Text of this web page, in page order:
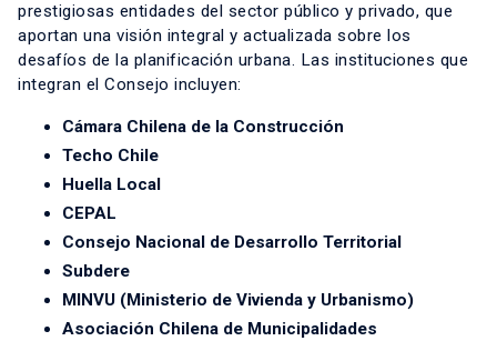
prestigiosas entidades del sector público y privado, que
aportan una visión integral y actualizada sobre los
desafíos de la planificación urbana. Las instituciones que
integran el Consejo incluyen:
Cámara Chilena de la Construcción
Techo Chile
Huella Local
CEPAL
Consejo Nacional de Desarrollo Territorial
Subdere
MINVU (Ministerio de Vivienda y Urbanismo)
Asociación Chilena de Municipalidades